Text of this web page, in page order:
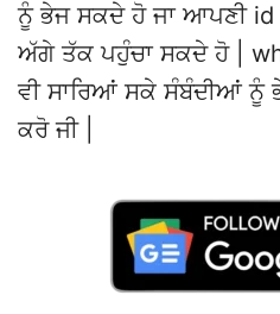
ਨੂੰ ਭੇਜ ਸਕਦੇ ਹੋ ਜਾ ਆਪਣੀ
ਅੱਗੇ ਤੱਕ ਪਹੁੰਚਾ ਸਕਦੇ ਹੋ |
ਵੀ ਸਾਰਿਆਂ ਸਕੇ ਸੰਬੰਦੀਆਂ ਨੂੰ
ਕਰੋ ਜੀ |